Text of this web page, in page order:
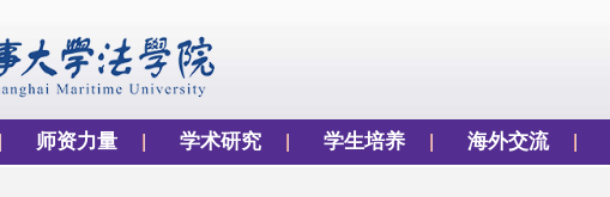
师资力量 学术研究 学生培养 海外交流